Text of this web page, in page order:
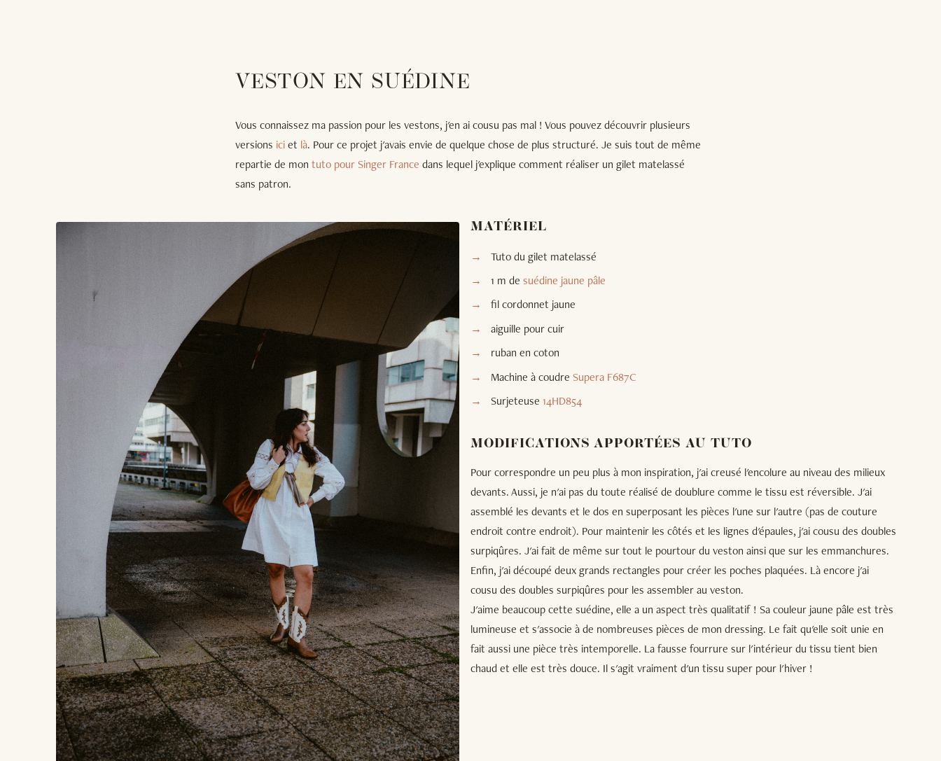
VESTON EN SUÉDINE
Vous connaissez ma passion pour les vestons, j'en ai cousu pas mal ! Vous pouvez découvrir plusieurs
versions iciet là. Pour ce projet j'avais envie de quelque chose de plus structuré. Je suis tout de même
repartie de mon tuto pour Singer France dans lequel j'explique comment réaliser un gilet matelassé
sans patron.
MATÉRIEL
Tuto du gilet matelassé
1 m de suédine jaune pâle
fil cordonnet jaune
aiguille pour cuir
ruban en coton
Machine à coudre Supera F687C
Surjeteuse 14HD854
MODIFICATIONS APPORTÉES AU TUTO
Pour correspondre un peu plus à mon inspiration, j'ai creusé l'encolure au niveau des milieux
devants. Aussi, je n'ai pas du toute réalisé de doublure comme le tissu est réversible. J'ai
assemblé les devants et le dos en superposant les pièces l'une sur l'autre (pas de couture
endroit contre endroit). Pour maintenir les côtés et les lignes d'épaules, j'ai cousu des doubles
surpiqûres. J'ai fait de même sur tout le pourtour du veston ainsi que sur les emmanchures.
Enfin, j'ai découpé deux grands rectangles pour créer les poches plaquées. Là encore j'ai
cousu des doubles surpiqûres pour les assembler au veston.
J'aime beaucoup cette suédine, elle a un aspect très qualitatif ! Sa couleur jaune pâle est très
lumineuse et s'associe à de nombreuses pièces de mon dressing. Le fait qu'elle soit unie en
fait aussi une pièce très intemporelle. La fausse fourrure sur l'intérieur du tissu tient bien
chaud et elle est très douce. Il s'agit vraiment d'un tissu super pour l'hiver !